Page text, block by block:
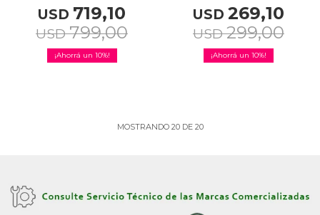
USD 719,10
USD 799,00
10
USD 269,10
USD 299,00
10
MOSTRANDO 20DE 20